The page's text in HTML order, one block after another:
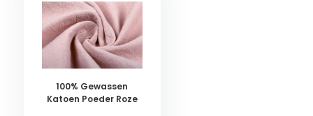
100% Gewassen
Katoen Poeder Roze